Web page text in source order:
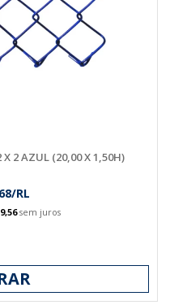
X 2 AZUL (20,00 X 1,50H)
RL
sem juros